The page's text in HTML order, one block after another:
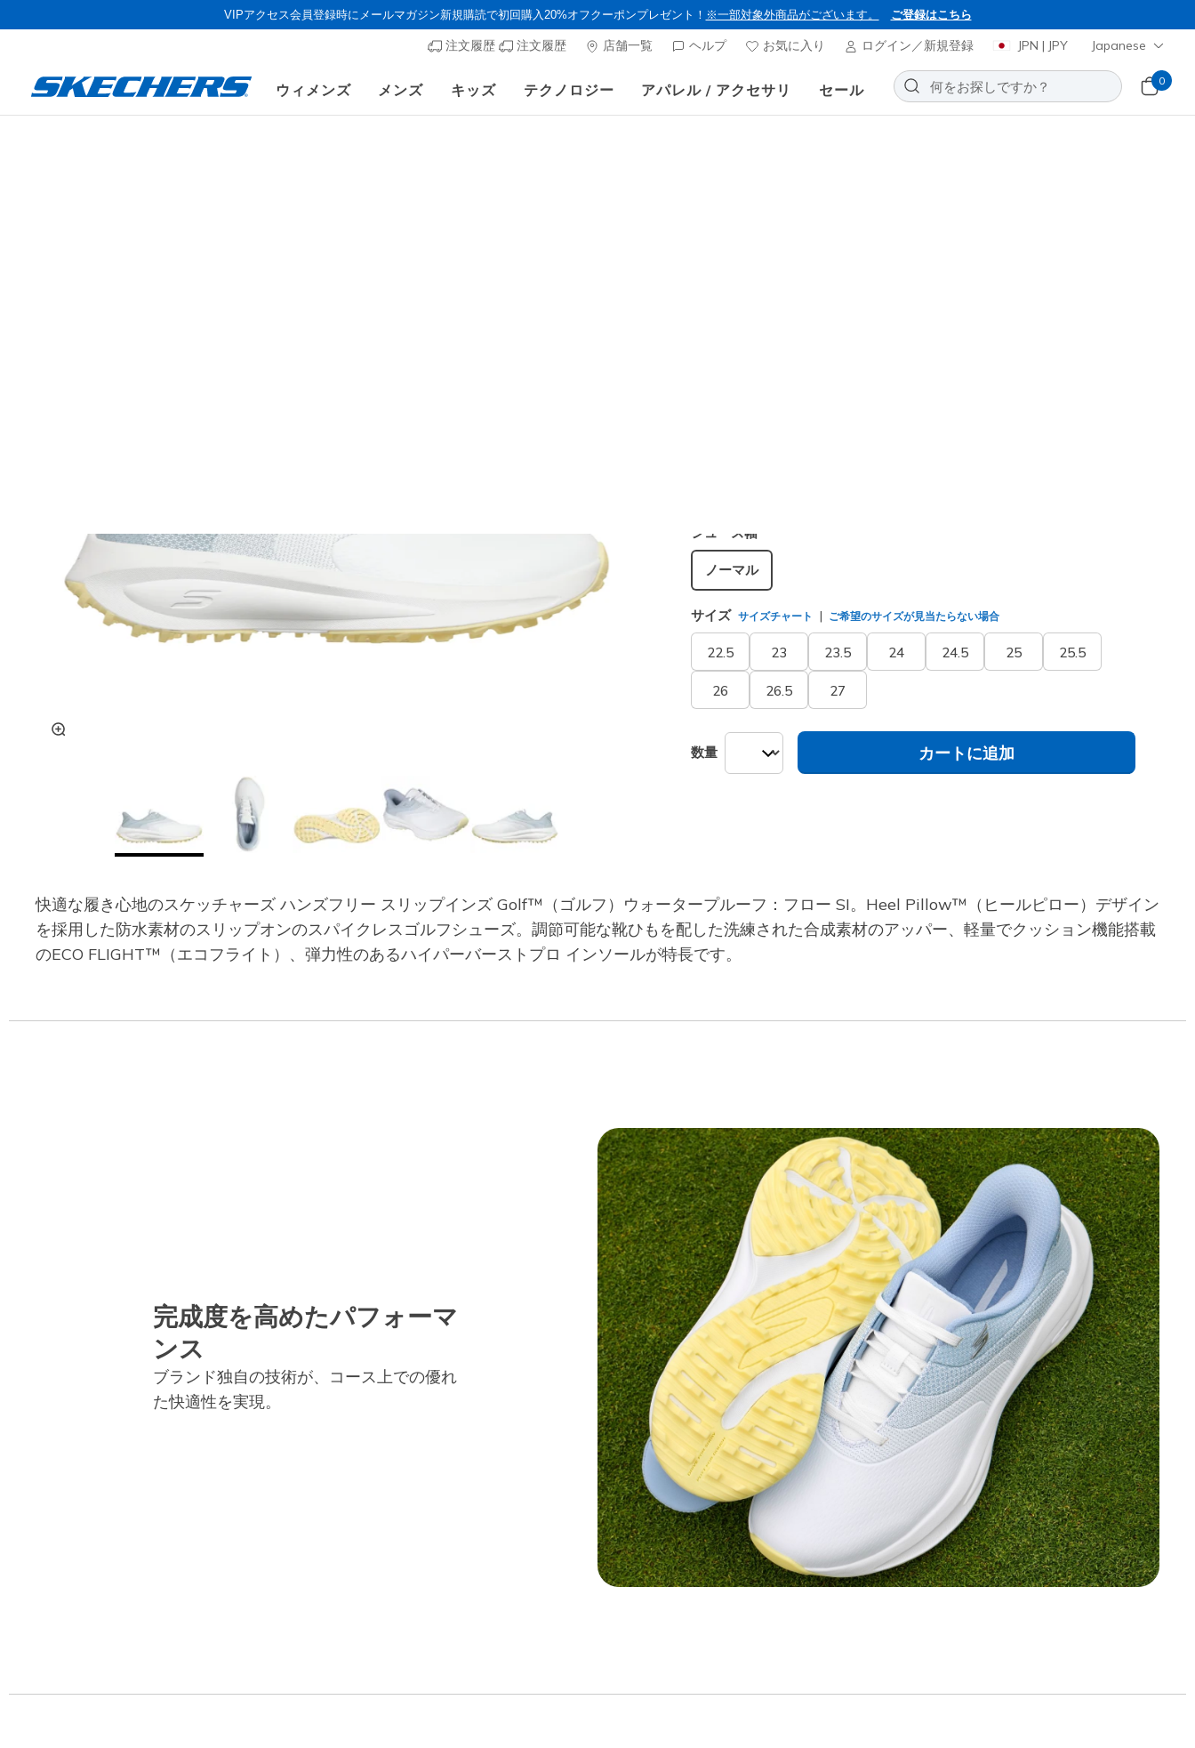
VIPアクセス会員登録時にメールマガジン新規購読で初回購入20%オフクーポンプレゼント！ ※一部対象外商品がございます。 ご登録はこちら
注文履歴 注文履歴 店舗一覧 ヘルプ お気に入り ログイン／新規登録 JPN | JPY Japanese
ウィメンズ メンズ キッズ テクノロジー アパレル / アクセサリ セール
0
シューズ幅
ノーマル
サイズ サイズチャート ご希望のサイズが見当たらない場合
22.5 23 23.5 24 24.5 25 25.5
26 26.5 27
数量 カートに追加
快適な履き心地のスケッチャーズ ハンズフリー スリップインズ Golf™（ゴルフ）ウォータープルーフ：フロー SI。Heel Pillow™（ヒールピロー）デザイン
を採用した防水素材のスリップオンのスパイクレスゴルフシューズ。調節可能な靴ひもを配した洗練された合成素材のアッパー、軽量でクッション機能搭載
のECO FLIGHT™（エコフライト）、弾力性のあるハイパーバーストプロ インソールが特長です。
完成度を高めたパフォーマ
ンス
ブランド独自の技術が、コース上での優れ
た快適性を実現。